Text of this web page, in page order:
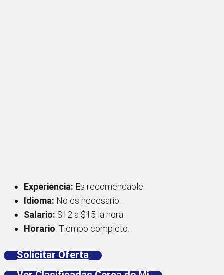
Experiencia: Es recomendable.
Idioma: No es necesario.
Salario: $12 a $15 la hora.
Horario: Tiempo completo.
Solicitar Oferta